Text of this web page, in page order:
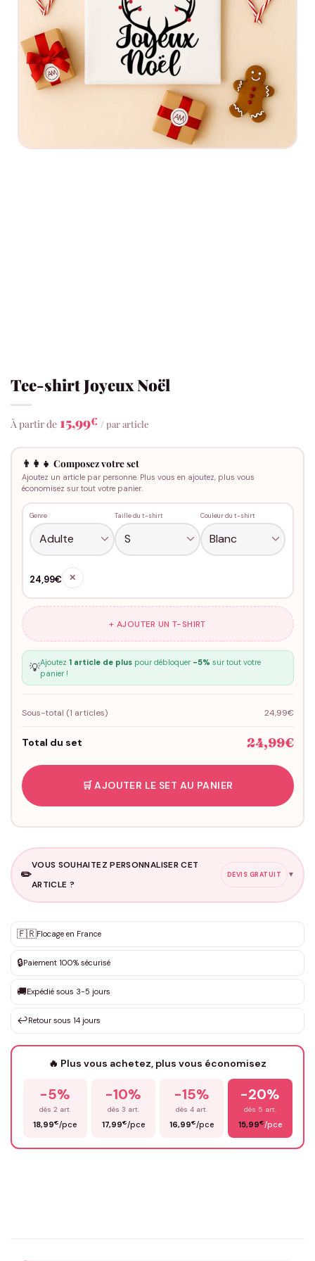
Tee-shirt Joyeux Noël
À partir de 15,99€ / par article
👨‍👩‍👧 Composez votre set
Ajoutez un article par personne. Plus vous en ajoutez, plus vous
économisez sur tout votre panier.
Genre Taille du t-shirt Couleur du t-shirt
24,99€ ✕
+ AJOUTER UN T-SHIRT
💡Ajoutez 1 article de pluspour débloquer -5% sur tout votre
panier !
Sous-total (1 articles) 24,99€
Total du set 24,99€
🛒 AJOUTER LE SET AU PANIER
✏️
VOUS SOUHAITEZ PERSONNALISER CET
ARTICLE ?
DEVIS GRATUIT ▼
✨ Personnalisation sur mesure
DEVIS GRATUIT · Personnalisation de 3 à 10€ selon la demande
Que souhaitez-vous ?*
Votre texte / idée*
Prénom*
🇫🇷Flocage en France
🔒Paiement 100% sécurisé
🚚Expédié sous 3-5 jours
↩️Retour sous 14 jours
🔥 Plus vous achetez, plus vous économisez
-5%
dès 2 art.
18,99€/pce
-10%
dès 3 art.
17,99€/pce
-15%
dès 4 art.
16,99€/pce
-20%
dès 5 art.
15,99€/pce